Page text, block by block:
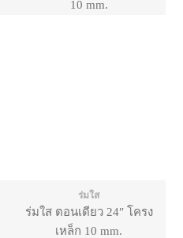
10 mm.
ร่มใส
ร่มใส ตอนเดียว 24″ โครง
เหล็ก 10 mm.